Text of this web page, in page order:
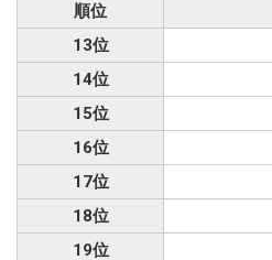
順位
13位
14位
15位
16位
17位
18位
19位